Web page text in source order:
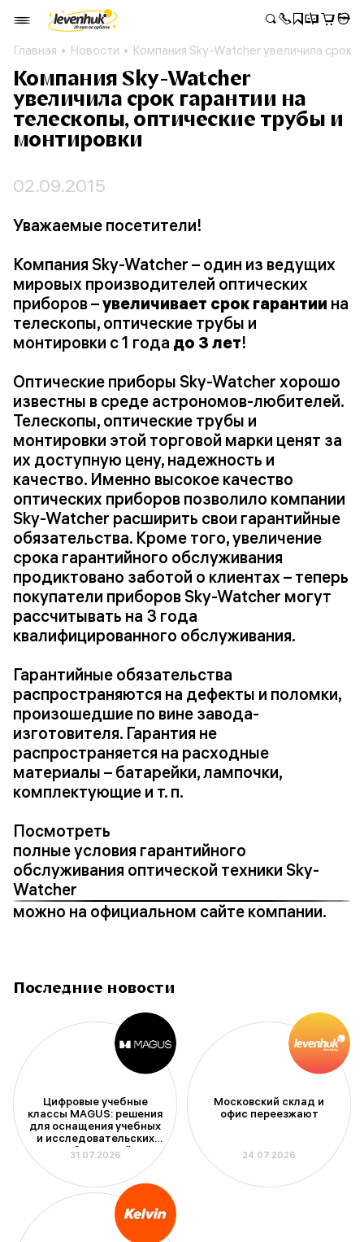
Главная Новости Компания Sky-Watcher увеличила срок
Компания Sky-Watcher
увеличила срок гарантии на
телескопы, оптические трубы и
монтировки
02.09.2015
Уважаемые посетители!
Компания Sky-Watcher – один из ведущих
мировых производителей оптических
приборов –увеличивает срок гарантии на
телескопы, оптические трубы и
монтировки с 1 года до 3 лет!
Оптические приборы Sky-Watcher хорошо
известны в среде астрономов-любителей.
Телескопы, оптические трубы и
монтировки этой торговой марки ценят за
их доступную цену, надежность и
качество. Именно высокое качество
оптических приборов позволило компании
Sky-Watcher расширить свои гарантийные
обязательства. Кроме того, увеличение
срока гарантийного обслуживания
продиктовано заботой о клиентах – теперь
покупатели приборов Sky-Watcher могут
рассчитывать на 3 года
квалифицированного обслуживания.
Гарантийные обязательства
распространяются на дефекты и поломки,
произошедшие по вине завода-
изготовителя. Гарантия не
распространяется на расходные
материалы – батарейки, лампочки,
комплектующие и т. п.
Посмотреть
полные условия гарантийного
обслуживания оптической техники Sky-
Watcher
можно на официальном сайте компании.
Последние новости
Цифровые учебные
классы MAGUS: решения
для оснащения учебных
и исследовательских
лабораторий
31.07.2026
Московский склад и
офис переезжают
24.07.2026